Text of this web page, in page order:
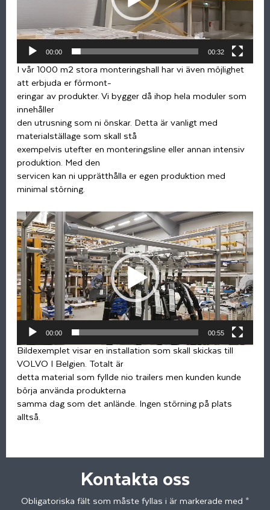
00:00 00:32
I vår 1000 m2 stora monteringshall har vi även möjlighet
att erbjuda er förmont-
eringar av produkter. Vi bygger då ihop hela moduler som
innehåller
den utrusning som ni önskar. Detta är vanligt med
materialställage som skall stå
exempelvis utefter en monteringsline eller annan intensiv
produktion. Med den
servicen kan ni upprätthålla er egen produktion med
minimal störning.
Videospelare
00:00 00:55
Bildexemplet visar en installation som skall skickas till
VOLVO I Belgien. Totalt är
detta material som fyllde nio trailers men kunden kunde
börja använda produkterna
samma dag som det anlände. Ingen störning på plats
alltså.
Kontakta oss
Obligatoriska fält som måste fyllas i är markerade med *